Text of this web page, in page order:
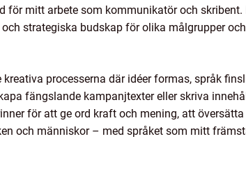
för mitt arbete som kommunikatör och
strategiska budskap för olika målgrupper
processerna där idéer formas, språk
fängslande kampanjtexter eller skriva
för att ge ord kraft och mening, att
och människor – med språket som mitt